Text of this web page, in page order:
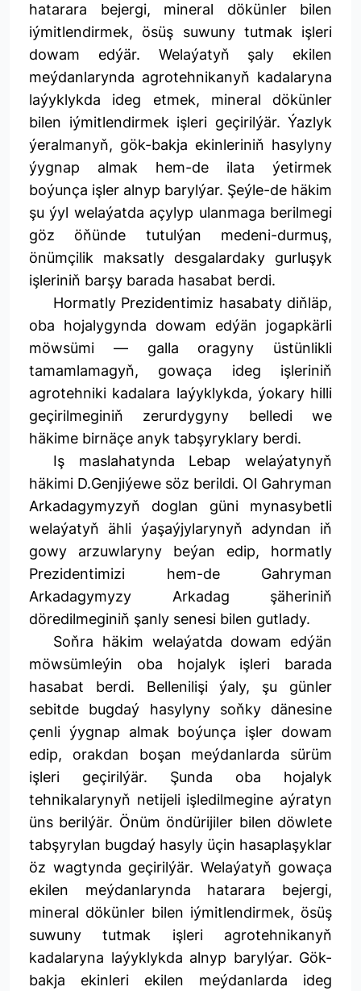
hatarara bejergi, mineral dökünler bilen
iýmitlendirmek, ösüş suwuny tutmak işleri
dowam edýär. Welaýatyň şaly ekilen
meýdanlarynda agrotehnikanyň kadalaryna
laýyklykda ideg etmek, mineral dökünler
bilen iýmitlendirmek işleri geçirilýär. Ýazlyk
ýeralmanyň, gök-bakja ekinleriniň hasylyny
ýygnap almak hem-de ilata ýetirmek
boýunça işler alnyp barylýar. Şeýle-de häkim
şu ýyl welaýatda açylyp ulanmaga berilmegi
göz öňünde tutulýan medeni-durmuş,
önümçilik maksatly desgalardaky gurluşyk
işleriniň barşy barada hasabat berdi.
Hormatly Prezidentimiz hasabaty diňläp,
oba hojalygynda dowam edýän jogapkärli
möwsümi — galla oragyny üstünlikli
tamamlamagyň, gowaça ideg işleriniň
agrotehniki kadalara laýyklykda, ýokary hilli
geçirilmeginiň zerurdygyny belledi we
häkime birnäçe anyk tabşyryklary berdi.
Iş maslahatynda Lebap welaýatynyň
häkimi D.Genjiýewe söz berildi. Ol Gahryman
Arkadagymyzyň doglan güni mynasybetli
welaýatyň ähli ýaşaýjylarynyň adyndan iň
gowy arzuwlaryny beýan edip, hormatly
Prezidentimizi hem-de Gahryman
Arkadagymyzy Arkadag şäheriniň
döredilmeginiň şanly senesi bilen gutlady.
Soňra häkim welaýatda dowam edýän
möwsümleýin oba hojalyk işleri barada
hasabat berdi. Bellenilişi ýaly, şu günler
sebitde bugdaý hasylyny soňky dänesine
çenli ýygnap almak boýunça işler dowam
edip, orakdan boşan meýdanlarda sürüm
işleri geçirilýär. Şunda oba hojalyk
tehnikalarynyň netijeli işledilmegine aýratyn
üns berilýär. Önüm öndürijiler bilen döwlete
tabşyrylan bugdaý hasyly üçin hasaplaşyklar
öz wagtynda geçirilýär. Welaýatyň gowaça
ekilen meýdanlarynda hatarara bejergi,
mineral dökünler bilen iýmitlendirmek, ösüş
suwuny tutmak işleri agrotehnikanyň
kadalaryna laýyklykda alnyp barylýar. Gök-
bakja ekinleri ekilen meýdanlarda ideg